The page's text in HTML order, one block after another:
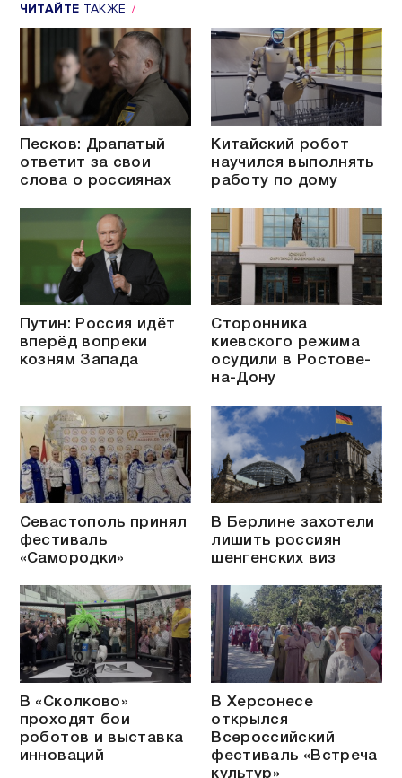
ЧИТАЙТЕ ТАКЖЕ
Песков: Драпатый
ответит за свои
слова о россиянах
Китайский робот
научился выполнять
работу по дому
Путин: Россия идёт
вперёд вопреки
козням Запада
Сторонника
киевского режима
осудили в Ростове-
на-Дону
Севастополь принял
фестиваль
«Самородки»
В Берлине захотели
лишить россиян
шенгенских виз
В «Сколково»
проходят бои
роботов и выставка
инноваций
В Херсонесе
открылся
Всероссийский
фестиваль «Встреча
культур»